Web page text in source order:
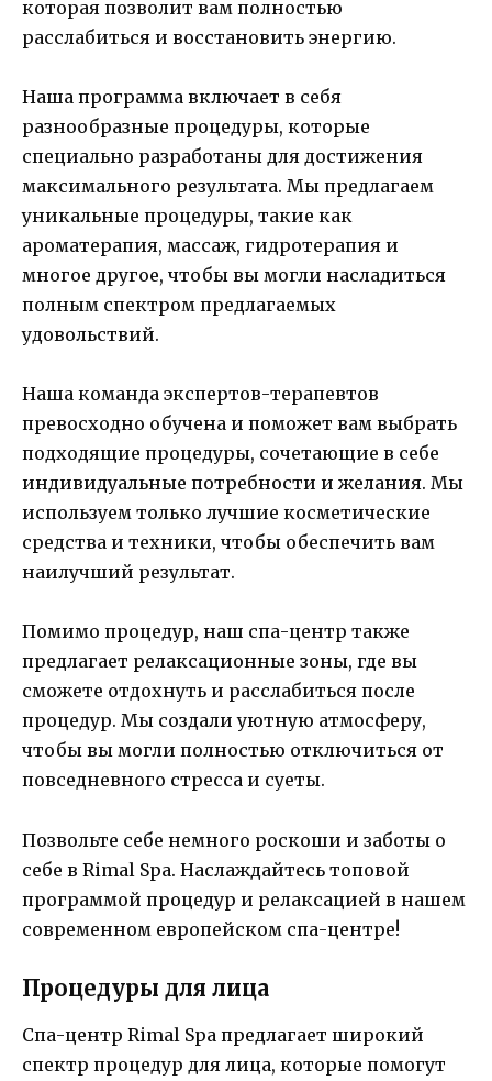
которая позволит вам полностью
расслабиться и восстановить энергию.
Наша программа включает в себя
разнообразные процедуры, которые
специально разработаны для достижения
максимального результата. Мы предлагаем
уникальные процедуры, такие как
ароматерапия, массаж, гидротерапия и
многое другое, чтобы вы могли насладиться
полным спектром предлагаемых
удовольствий.
Наша команда экспертов-терапевтов
превосходно обучена и поможет вам выбрать
подходящие процедуры, сочетающие в себе
индивидуальные потребности и желания. Мы
используем только лучшие косметические
средства и техники, чтобы обеспечить вам
наилучший результат.
Помимо процедур, наш спа-центр также
предлагает релаксационные зоны, где вы
сможете отдохнуть и расслабиться после
процедур. Мы создали уютную атмосферу,
чтобы вы могли полностью отключиться от
повседневного стресса и суеты.
Позвольте себе немного роскоши и заботы о
себе в Rimal Spa. Наслаждайтесь топовой
программой процедур и релаксацией в нашем
современном европейском спа-центре!
Процедуры для лица
Спа-центр Rimal Spa предлагает широкий
спектр процедур для лица, которые помогут